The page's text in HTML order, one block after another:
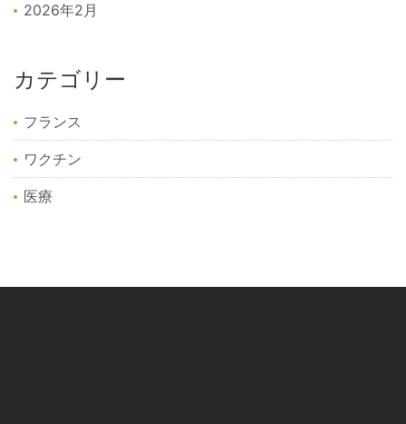
2026年2月
カテゴリー
フランス
ワクチン
医療